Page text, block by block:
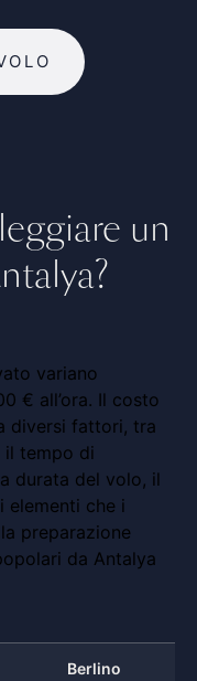
un
variano
€ all’ora. Il costo
diversi fattori, tra
il tempo di
durata del volo, il
elementi che i
preparazione
da Antalya
Berlino